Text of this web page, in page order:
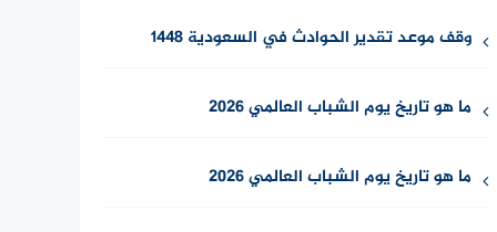
وقف موعد تقدير الحوادث في السعودية 1448
ما هو تاريخ يوم الشباب العالمي 2026
ما هو تاريخ يوم الشباب العالمي 2026